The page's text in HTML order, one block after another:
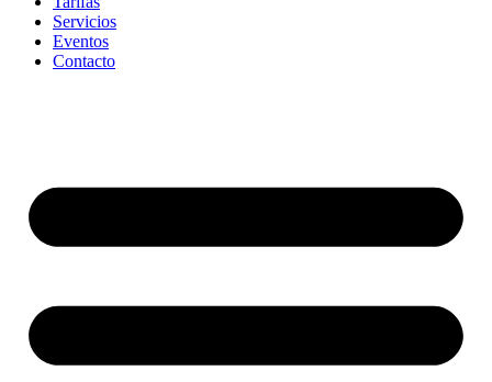
Servicios
Eventos
Contacto